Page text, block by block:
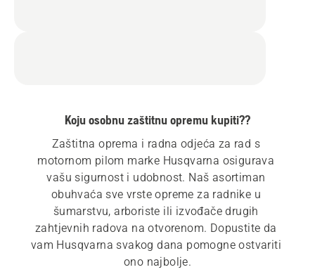
Koju osobnu zaštitnu opremu kupiti??
Zaštitna oprema i radna odjeća za rad s
motornom pilom marke Husqvarna osigurava
vašu sigurnost i udobnost. Naš asortiman
obuhvaća sve vrste opreme za radnike u
šumarstvu, arboriste ili izvođače drugih
zahtjevnih radova na otvorenom. Dopustite da
vam Husqvarna svakog dana pomogne ostvariti
ono najbolje.